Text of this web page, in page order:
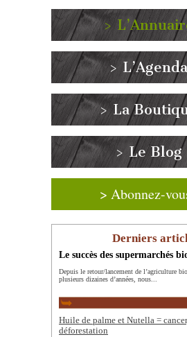
>
>
> La
> Le Blog
> Abonnez-
Derniers
Le succès des supermarchés
Depuis le retour/lancement de l’agriculture
plusieurs dizaines d’années, nous...
Huile de palme et Nutella =
déforestation